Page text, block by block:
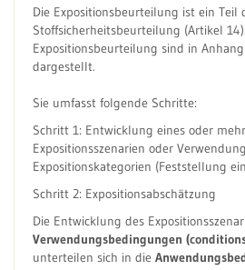
Die Expositionsbeurteilung ist ein Teil
Stoffsicherheitsbeurteilung (Artikel
Expositionsbeurteilung sind in Anhang
dargestellt.
Sie umfasst folgende Schritte:
Schritt 1: Entwicklung eines oder
Expositionsszenarien oder
Expositionskategorien (Feststellung
Schritt 2: Expositionsabschätzung
Die Entwicklung des
Verwendungsbedingungen
unterteilen sich in die